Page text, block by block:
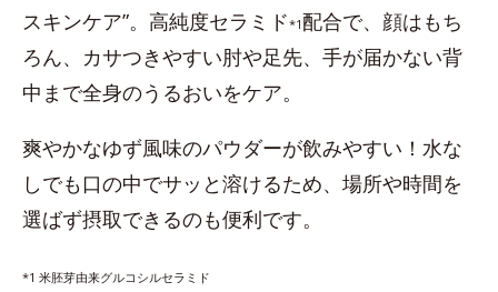
スキンケア”。高純度セラミド*1配合で、顔はもち
ろん、カサつきやすい肘や足先、手が届かない背
中まで全身のうるおいをケア。
爽やかなゆず風味のパウダーが飲みやすい！水な
しでも口の中でサッと溶けるため、場所や時間を
選ばず摂取できるのも便利です。
*1 米胚芽由来グルコシルセラミド